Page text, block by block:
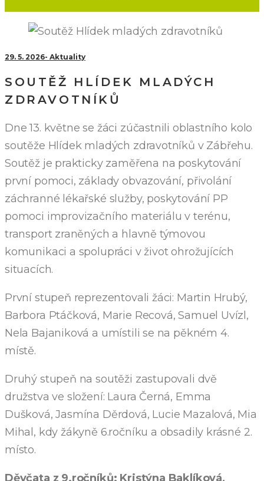
29. 5. 2026 Aktuality
SOUTĚŽ HLÍDEK MLADÝCH
ZDRAVOTNÍKŮ
Dne 13. květne se žáci zúčastnili oblastního kolo
soutěže Hlídek mladých zdravotníků v Zábřehu.
Soutěž je prakticky zaměřena na poskytování
první pomoci, základy obvazování, přivolání
záchranné lékařské služby, poskytování PP
pomoci improvizačního materiálu v terénu,
transport zraněných a hlavně týmovou
komunikaci a spolupráci v život ohrožujících
situacích.
První stupeň reprezentovali žáci: Martin Hrubý,
Barbora Ptáčková, Marie Recová, Samuel Uvízl,
Nela Bajaniková a umístili se na pěkném 4.
místě.
Druhý stupeň na soutěži zastupovali dvě
družstva ve složení: Laura Černá, Emma
Dušková, Jasmína Děrdová, Lucie Mazalová, Mia
Mihal, kdy žákyně 6.ročníku a obsadily krásné 2.
místo.
Děvčata z 9.ročníků: Kristýna Baklíková,